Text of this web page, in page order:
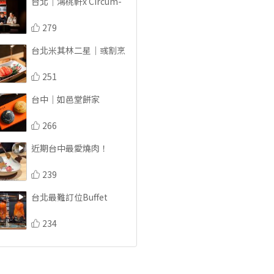
279
台北米其林二星｜彧割烹
251
台中｜如邑堂餅家
266
近期台中最愛燒肉！
239
台北最難訂位Buffet
234
台北｜隆次郎燒鳥.串燒